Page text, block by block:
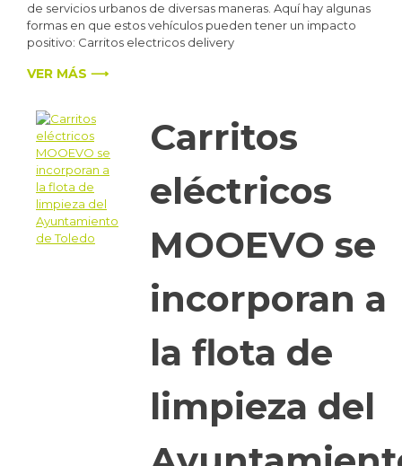
de servicios urbanos de diversas maneras. Aquí hay algunas
formas en que estos vehículos pueden tener un impacto
positivo: Carritos electricos delivery
VER MÁS ⟶
Carritos
eléctricos
MOOEVO se
incorporan a
la flota de
limpieza del